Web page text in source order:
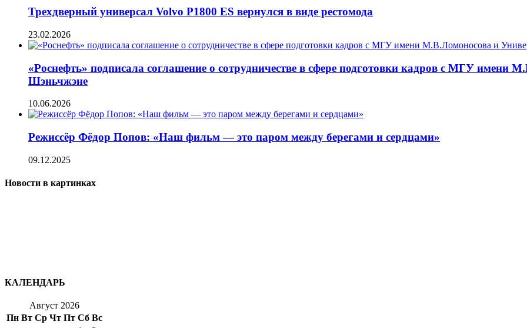
Трехдверный универсал Volvo P1800 ES вернулся в виде рестомода
23.02.2026
«Роснефть» подписала соглашение о сотрудничестве в сфере подготовки кадров с МГУ
Шэньчжэне
10.06.2026
Режиссёр Фёдор Попов: «Наш фильм — это паром между берегами и сердцами»
09.12.2025
Новости в картинках
КАЛЕНДАРЬ
Август 2026
Пн Вт Ср Чт Пт Сб Вс